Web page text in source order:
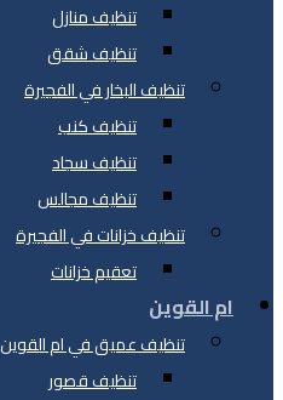
تنظيف منازل
تنظيف شقق
تنظيف البخار في الفجيرة
تنظيف كنب
تنظيف سجاد
تنظيف مجالس
تنظيف خزانات في الفجيرة
تعقيم خزانات
ام القوين
تنظيف عميق في ام القوين
تنظيف قصور